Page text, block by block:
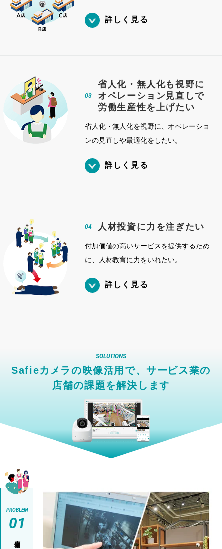
詳しく見る
03
省人化・無人化も視野に
オペレーション見直しで
労働生産性を上げたい
省人化・無人化を視野に、オペレーショ
ンの見直しや最適化をしたい。
詳しく見る
04 人材投資に力を注ぎたい
付加価値の高いサービスを提供するため
に、人材教育に力をいれたい。
詳しく見る
SOLUTIONS
Safieカメラの映像活用で、サービス業の
店舗の課題を解決します
PROBLEM
01